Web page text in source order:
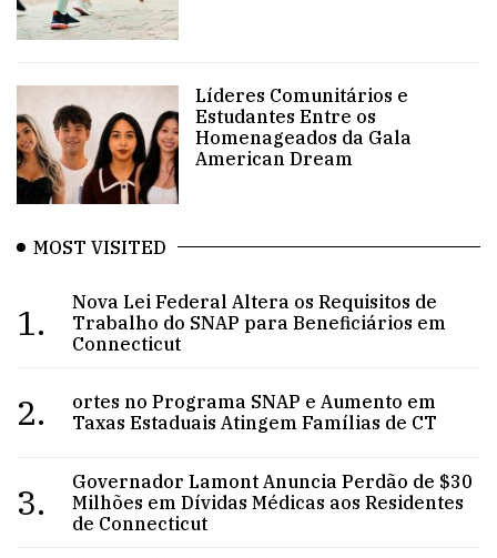
Líderes Comunitários e
Estudantes Entre os
Homenageados da Gala
American Dream
MOST VISITED
1.
Nova Lei Federal Altera os Requisitos de
Trabalho do SNAP para Beneficiários em
Connecticut
2.
ortes no Programa SNAP e Aumento em
Taxas Estaduais Atingem Famílias de CT
3.
Governador Lamont Anuncia Perdão de $30
Milhões em Dívidas Médicas aos Residentes
de Connecticut